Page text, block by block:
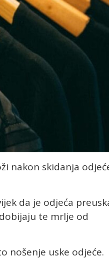
nakon skidanja
da je odjeća
te mrlje od
nošenje uske odjeće.